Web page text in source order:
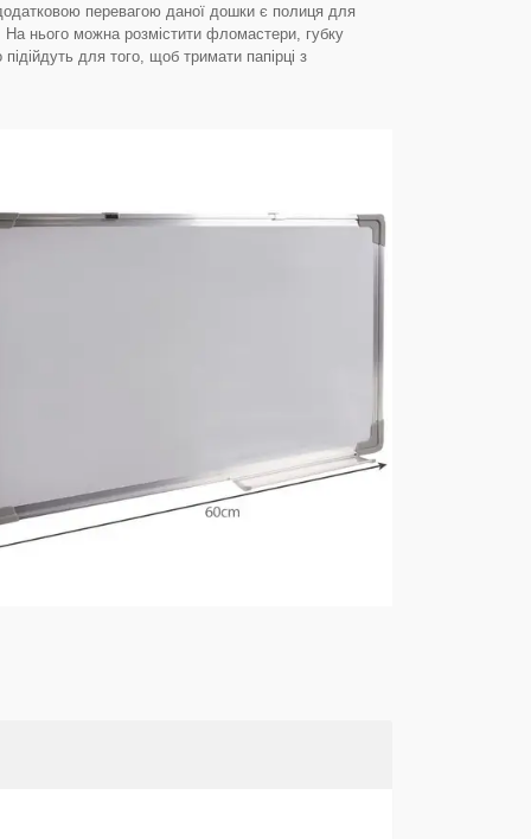
перевагою даної дошки є полиця для
На нього можна розмістити фломастери, губку
для того, щоб тримати папірці з